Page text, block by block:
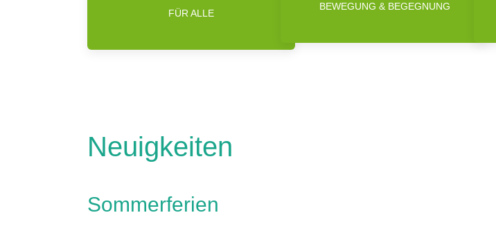
FÜR ALLE
BEWEGUNG & BEGEGNUNG
Neuigkeiten
Sommerferien